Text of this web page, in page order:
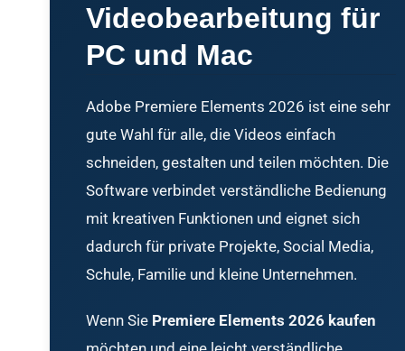
Videobearbeitung für
PC und Mac
Adobe Premiere Elements 2026 ist eine sehr
gute Wahl für alle, die Videos einfach
schneiden, gestalten und teilen möchten. Die
Software verbindet verständliche Bedienung
mit kreativen Funktionen und eignet sich
dadurch für private Projekte, Social Media,
Schule, Familie und kleine Unternehmen.
Wenn Sie Premiere Elements 2026 kaufen